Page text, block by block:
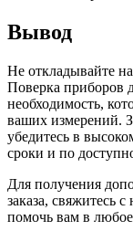
Вывод
Не откладывайте
Поверка приборов
необходимость,
ваших измерений.
убедитесь в
сроки и по
Для получения
заказа, свяжитесь
помочь вам в